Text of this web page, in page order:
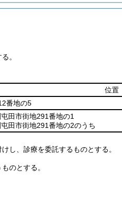
。
位置
番地の5
田市街地291番地の1
田市街地291番地の2のうち
し、診療を委託するものとする。
のとする。